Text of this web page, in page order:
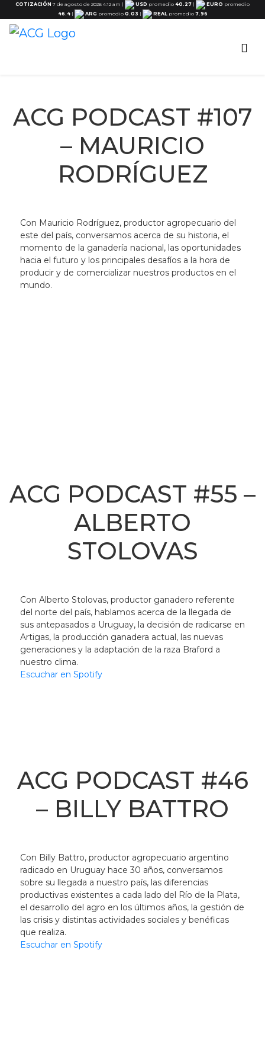
COTIZACIÓN 7 de agosto de 2026 4:12 am | USD promedio 40.27 | EURO promedio
46.4 | ARG promedio 0.03 | REALpromedio 7.96
ACG PODCAST #107
– MAURICIO
RODRÍGUEZ
Con Mauricio Rodríguez, productor agropecuario del
este del país, conversamos acerca de su historia, el
momento de la ganadería nacional, las oportunidades
hacia el futuro y los principales desafíos a la hora de
producir y de comercializar nuestros productos en el
mundo.
ACG PODCAST #55 –
ALBERTO
STOLOVAS
Con Alberto Stolovas, productor ganadero referente
del norte del país, hablamos acerca de la llegada de
sus antepasados a Uruguay, la decisión de radicarse en
Artigas, la producción ganadera actual, las nuevas
generaciones y la adaptación de la raza Braford a
nuestro clima.
Escuchar en Spotify
ACG PODCAST #46
– BILLY BATTRO
Con Billy Battro, productor agropecuario argentino
radicado en Uruguay hace 30 años, conversamos
sobre su llegada a nuestro país, las diferencias
productivas existentes a cada lado del Río de la Plata,
el desarrollo del agro en los últimos años, la gestión de
las crisis y distintas actividades sociales y benéficas
que realiza.
Escuchar en Spotify